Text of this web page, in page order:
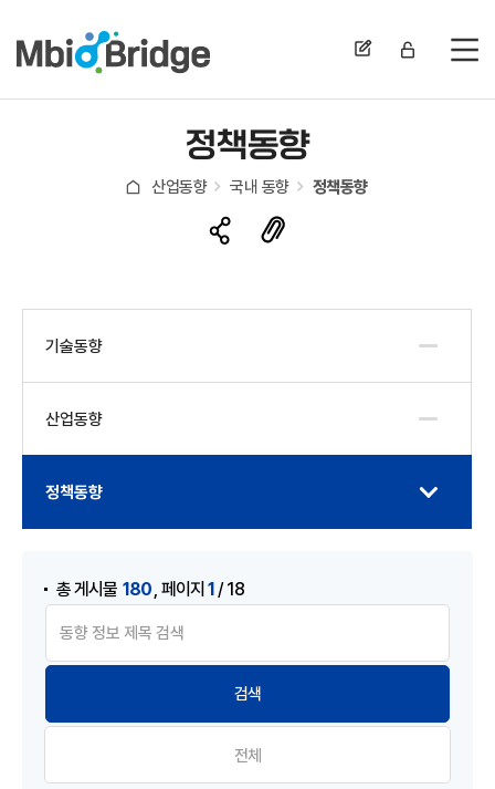
전
정책동향
산업동향 국내 동향 정책동향
기술동향
산업동향
정책동향
총 게시물 180 ,페이지1/ 18
전체